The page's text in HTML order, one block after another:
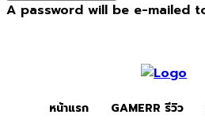
A password will be e-mailed
หน้าแรก GAMERR รีวิว